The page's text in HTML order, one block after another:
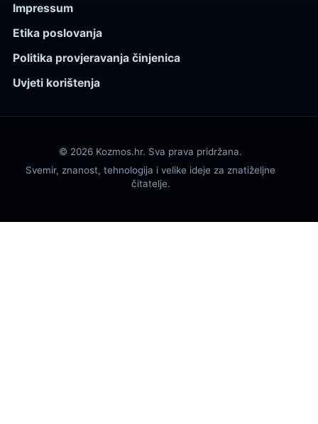
Impressum
Etika poslovanja
Politika provjeravanja činjenica
Uvjeti korištenja
© 2026 Kozmos.hr. Sva prava pridržana.
Svemir, znanost, tehnologija i velike ideje za znatiželjne
čitatelje.